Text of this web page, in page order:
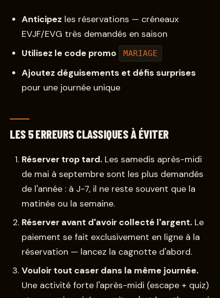
Anticipez les réservations — créneaux
EVJF/EVG très demandés en saison
Utilisez le code promo
MARIAGE
Ajoutez déguisements et défis surprises
pour une journée unique
LES 5 ERREURS CLASSIQUES À ÉVITER
Réserver trop tard. Les samedis après-midi
de mai à septembre sont les plus demandés
de l'année : à J-7, il ne reste souvent que la
matinée ou la semaine.
Réserver avant d'avoir collecté l'argent. Le
paiement se fait exclusivement en ligne à la
réservation — lancez la cagnotte d'abord.
Vouloir tout caser dans la même journée.
Une activité forte l'après-midi (escape + quiz)